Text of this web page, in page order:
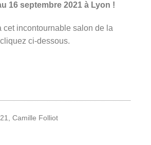
16 septembre 2021 à Lyon !
cet incontournable salon de la
ci-dessous.
Camille Folliot